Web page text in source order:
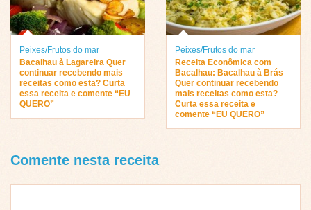
Peixes/Frutos do mar
Bacalhau à Lagareira Quer
continuar recebendo mais
receitas como esta? Curta
essa receita e comente “EU
QUERO”
Peixes/Frutos do mar
Receita Econômica com
Bacalhau: Bacalhau à Brás
Quer continuar recebendo
mais receitas como esta?
Curta essa receita e
comente “EU QUERO”
Comente nesta receita